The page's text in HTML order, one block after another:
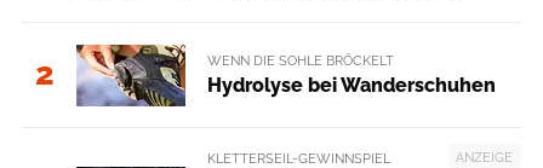
2 WENN DIE SOHLE BRÖCKELT
Hydrolyse bei Wanderschuhen
ANZEIGE
KLETTERSEIL-GEWINNSPIEL